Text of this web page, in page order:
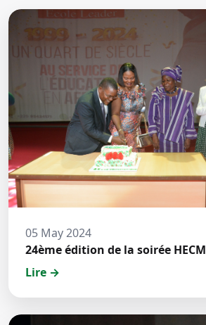
05 May 2024
24ème édition de la soirée HECM
Lire →